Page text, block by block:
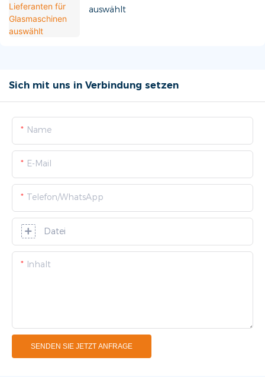
auswählt
Sich mit uns in Verbindung setzen
Name
E-Mail
Telefon/WhatsApp
Datei
Inhalt
SENDEN SIE JETZT ANFRAGE